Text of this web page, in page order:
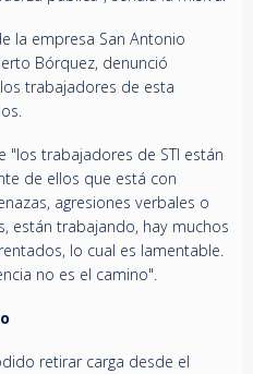
la empresa San Antonio
Bórquez, denunció
trabajadores de esta
"los trabajadores de STI están
de ellos que está con
agresiones verbales o
están trabajando, hay muchos
lo cual es lamentable.
no es el camino".
retirar carga desde el